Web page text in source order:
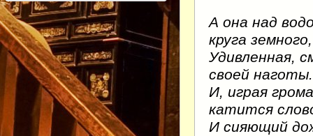
А она над
круга земного,
Удивленная,
своей наготы.
И, играя
катится
И сияющий